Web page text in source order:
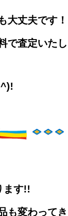
大丈夫です！
で査定いたし
ます!!
も変わってき